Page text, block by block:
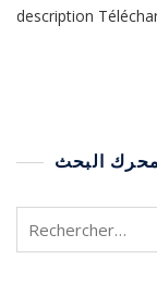
محرك البحث